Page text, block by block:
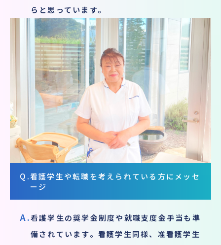
らと思っています。
Q.看護学生や転職を考えられている方にメッセ
ージ
A.看護学生の奨学金制度や就職支度金手当も準
備されています。看護学生同様、准看護学生